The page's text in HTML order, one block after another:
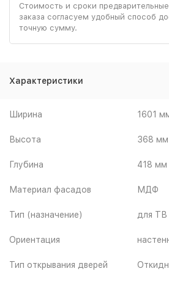
Стоимость и сроки
заказа согласуем удобный способ
точную сумму.
Характеристики
Ширина 1601
Высота 368 мм
Глубина 418 мм
Материал фасадов МДФ
Тип (назначение) для ТВ
Ориентация
Тип открывания дверей